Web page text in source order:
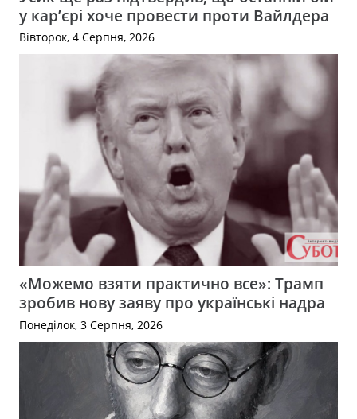
у кар’єрі хоче провести проти Вайлдера
Вівторок, 4 Серпня, 2026
«Можемо взяти практично все»: Трамп
зробив нову заяву про українські надра
Понеділок, 3 Серпня, 2026